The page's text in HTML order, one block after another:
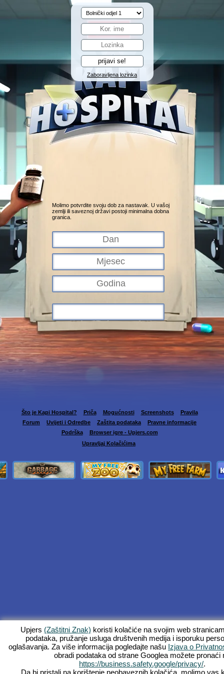
Zaboravljena lozinka
Molimo potvrdite svoju dob za nastavak. U vašoj
zemlji ili saveznoj državi postoji minimalna dobna
granica.
Što je Kapi Hospital? Priča Mogućnosti Screenshots
Pravila
Forum
Uvijeti i Odredbe Zaštita podataka
Pravne informacije
Podrška
Browser igre - Upjers.com
Upravljaj Kolačićima
Upjers (Zaštitni Znak) koristi kolačiće na svojim web
podataka, pružanje usluga društvenih medija i isporuku
oglašavanja. Za više informacija pogledajte našu Izjava o
obradi podataka od strane Googlea možete pronaći
https://business.safety.google/privacy/.
Da bi pristali na korištenje neobaveznih kolačića, molimo vas